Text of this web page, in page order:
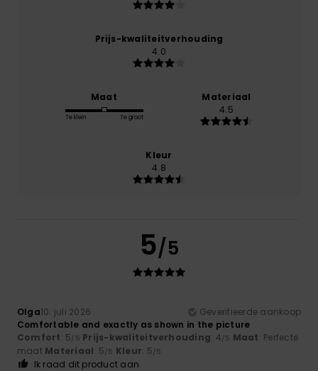
Prijs-kwaliteitverhouding
4.0
Maat
Te klein Te groot
Materiaal
4.5
Kleur
4.8
5/5
Olga10. juli 2026
Geverifieerde aankoop
Comfortable and exactly as shown in the picture
Comfort: 5/5 Prijs-kwaliteitverhouding: 4/5 Maat: Perfecte
maat Materiaal: 5/5 Kleur: 5/5
Ik raad dit product aan